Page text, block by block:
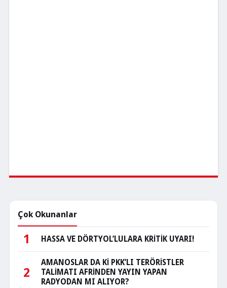
Çok Okunanlar
1 HASSA VE DÖRTYOL’LULARA KRİTİK UYARI!
2
AMANOSLAR DA Kİ PKK’LI TERÖRİSTLER
TALİMATI AFRİNDEN YAYIN YAPAN
RADYODAN MI ALIYOR?